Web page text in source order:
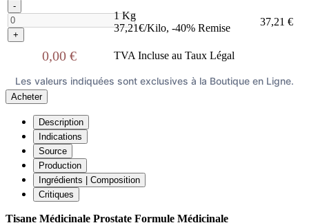
-
+
1 Kg
37,21€/Kilo, -40% Remise
37,21 €
0,00 € TVA Incluse au Taux Légal
Les valeurs indiquées sont exclusives à la Boutique en Ligne.
Acheter
Description
Indications
Source
Production
Ingrédients | Composition
Critiques
Tisane Médicinale Prostate Formule Médicinale